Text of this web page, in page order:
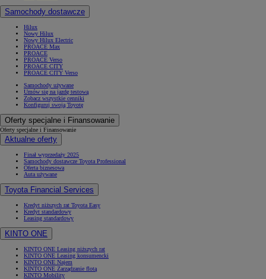
Samochody dostawcze
Hilux
Nowy Hilux
Nowy Hilux Electric
PROACE Max
PROACE
PROACE Verso
PROACE CITY
PROACE CITY Verso
Samochody używane
Umów się na jazdę testową
Zobacz wszystkie cenniki
Konfiguruj swoją Toyotę
Oferty specjalne i Finansowanie
Oferty specjalne i Finansowanie
Aktualne oferty
Finał wyprzedaży 2025
Samochody dostawcze Toyota Professional
Oferta biznesowa
Auta używane
Toyota Financial Services
Kredyt niższych rat Toyota Easy
Kredyt standardowy
Leasing standardowy
KINTO ONE
KINTO ONE Leasing niższych rat
KINTO ONE Leasing konsumencki
KINTO ONE Najem
KINTO ONE Zarządzanie flotą
KINTO Mobility